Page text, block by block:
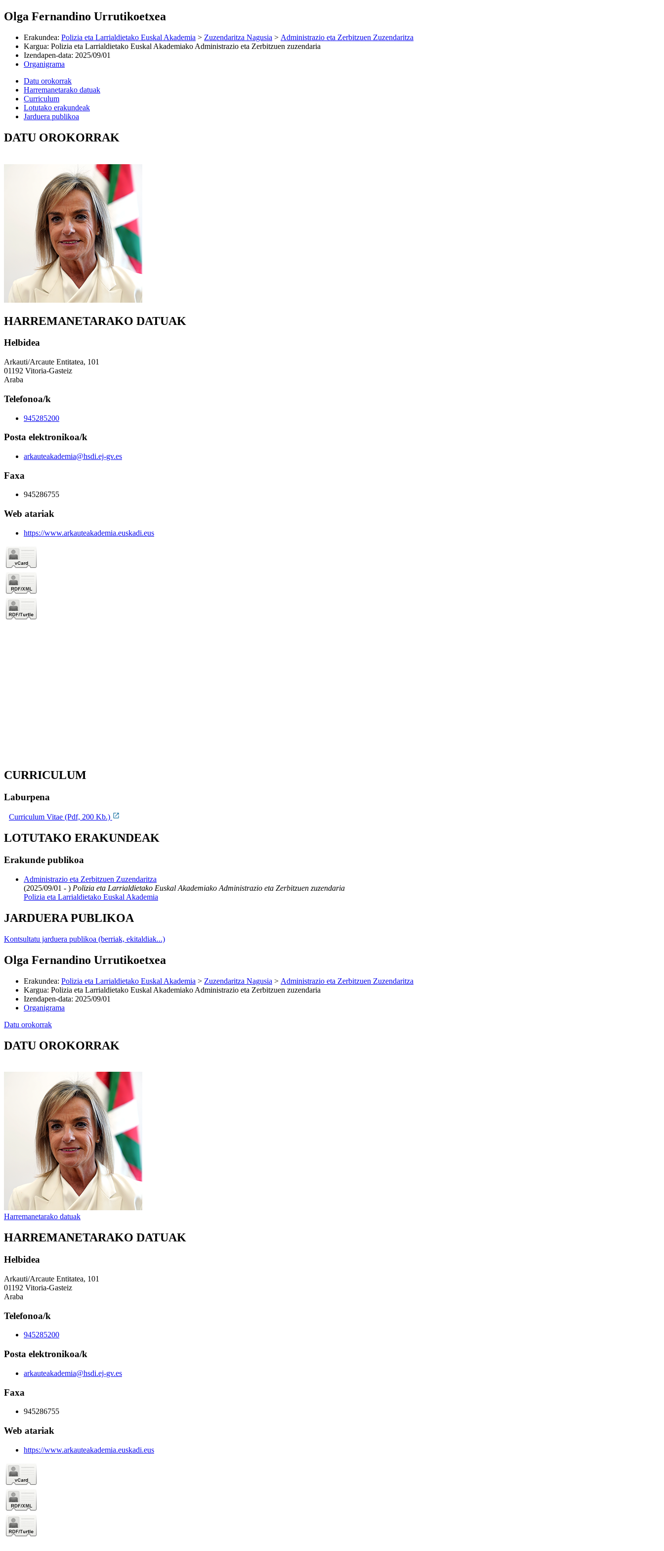
Olga Fernandino Urrutikoetxea
Erakundea: Polizia eta Larrialdietako Euskal Akademia > Zuzendaritza Nagusia > Administrazio eta Zerbitzuen Zuzendaritza
Kargua: Polizia eta Larrialdietako Euskal Akademiako Administrazio eta Zerbitzuen zuzendaria
Izendapen-data: 2025/09/01
Organigrama
Datu orokorrak
Harremanetarako datuak
Curriculum
Lotutako erakundeak
Jarduera publikoa
DATU OROKORRAK
HARREMANETARAKO DATUAK
Helbidea
Arkauti/Arcaute Entitatea, 101
01192 Vitoria-Gasteiz
Araba
Telefonoa/k
945285200
Posta elektronikoa/k
arkauteakademia@hsdi.ej-gv.es
Faxa
945286755
Web atariak
https://www.arkauteakademia.euskadi.eus
CURRICULUM
Laburpena
Curriculum Vitae (Pdf, 200 Kb.)
LOTUTAKO ERAKUNDEAK
Erakunde publikoa
Administrazio eta Zerbitzuen Zuzendaritza
(2025/09/01 - ) Polizia eta Larrialdietako Euskal Akademiako Administrazio eta Zerbitzuen zuzendaria
Polizia eta Larrialdietako Euskal Akademia
JARDUERA PUBLIKOA
Kontsultatu jarduera publikoa (berriak, ekitaldiak...)
Olga Fernandino Urrutikoetxea
Erakundea: Polizia eta Larrialdietako Euskal Akademia > Zuzendaritza Nagusia > Administrazio eta Zerbitzuen Zuzendaritza
Kargua: Polizia eta Larrialdietako Euskal Akademiako Administrazio eta Zerbitzuen zuzendaria
Izendapen-data: 2025/09/01
Organigrama
Datu orokorrak
DATU OROKORRAK
Harremanetarako datuak
HARREMANETARAKO DATUAK
Helbidea
Arkauti/Arcaute Entitatea, 101
01192 Vitoria-Gasteiz
Araba
Telefonoa/k
945285200
Posta elektronikoa/k
arkauteakademia@hsdi.ej-gv.es
Faxa
945286755
Web atariak
https://www.arkauteakademia.euskadi.eus